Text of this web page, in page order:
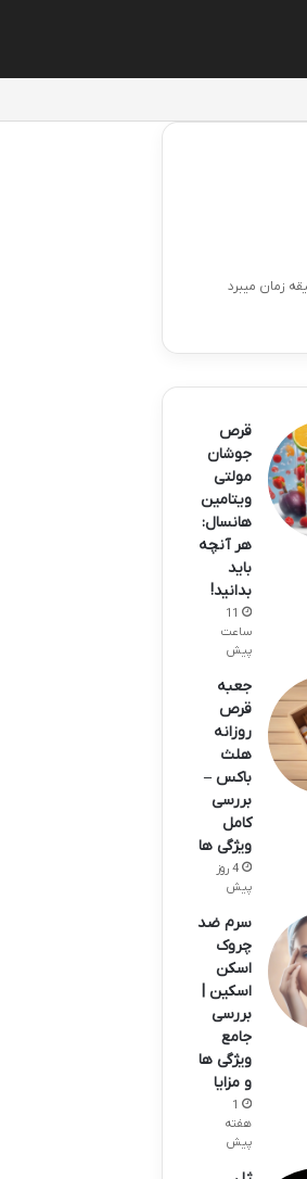
قرص
جوشان
مولتی
ویتامین
هانسال:
هر آنچه
باید
بدانید!
11
ساعت
پیش
جعبه
قرص
روزانه
هلث
باکس –
بررسی
کامل
ویژگی ها
4 روز
پیش
سرم ضد
چروک
اسکن
اسکین |
بررسی
جامع
ویژگی ها
و مزایا
1
هفته
پیش